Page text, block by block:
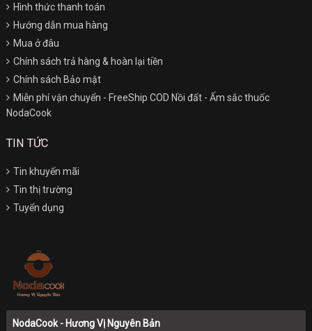
Hình thức thanh toán
Hướng dẫn mua hàng
Mua ở đâu
Chính sách trả hàng & hoàn lại tiền
Chính sách Bảo mật
Miễn phí vận chuyển - FreeShip COD Nồi đất - Ấm sắc thuốc
NodaCook
TIN TỨC
Tin khuyến mãi
Tin thị trường
Tuyển dụng
NodaCook - Hương Vị Nguyên Bản